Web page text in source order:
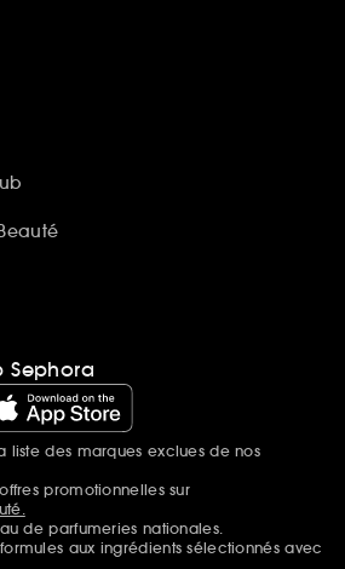
Sephora
liste des marques exclues de nos
promotionnelles sur
de parfumeries nationales.
aux ingrédients sélectionnés avec